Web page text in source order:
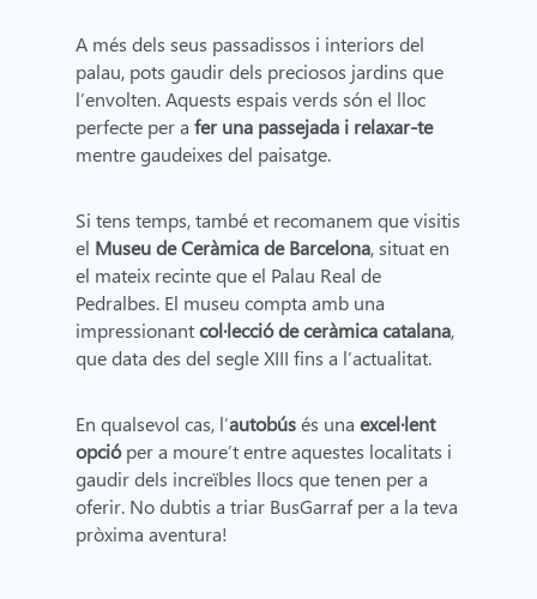
A més dels seus passadissos i interiors del
palau, pots gaudir dels preciosos jardins que
l’envolten. Aquests espais verds són el lloc
perfecte per afer una passejada i relaxar-te
mentre gaudeixes del paisatge.
Si tens temps, també et recomanem que visitis
el Museu de Ceràmica de Barcelona, situat en
el mateix recinte que el Palau Real de
Pedralbes. El museu compta amb una
impressionantcol·lecció de ceràmica catalana,
que data des del segle XIII fins a l’actualitat.
En qualsevol cas, l’autobúsés unaexcel·lent
opcióper a moure’t entre aquestes localitats i
gaudir dels increïbles llocs que tenen per a
oferir. No dubtis a triar BusGarraf per a la teva
pròxima aventura!